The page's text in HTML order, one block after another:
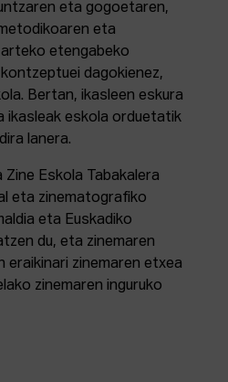
eta gogoetaren,
eta
etengabeko
dagokienez,
Bertan, ikasleen eskura
ikasleak eskola orduetatik
lanera.
Eskola Tabakalera
eta zinematografiko
eta Euskadiko
du, eta zinemaren
eraikinari zinemaren etxea
zinemaren inguruko